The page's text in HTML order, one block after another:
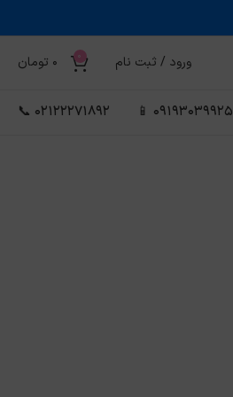
ورود / ثبت نام 0
0 تومان
09193039925 📱
02122271892 📞